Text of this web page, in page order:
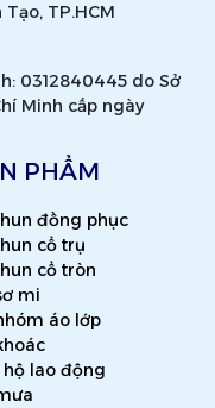
TP.HCM
0312840445 do Sở
Minh cấp ngày
PHẨM
đồng phục
cổ trụ
cổ tròn
mi
áo lớp
hộ lao động